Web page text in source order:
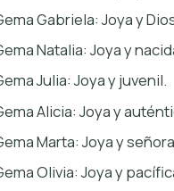
Gabriela: Joya y
Natalia: Joya y
Julia: Joya y juvenil.
Alicia: Joya y
Marta: Joya y
Olivia: Joya y